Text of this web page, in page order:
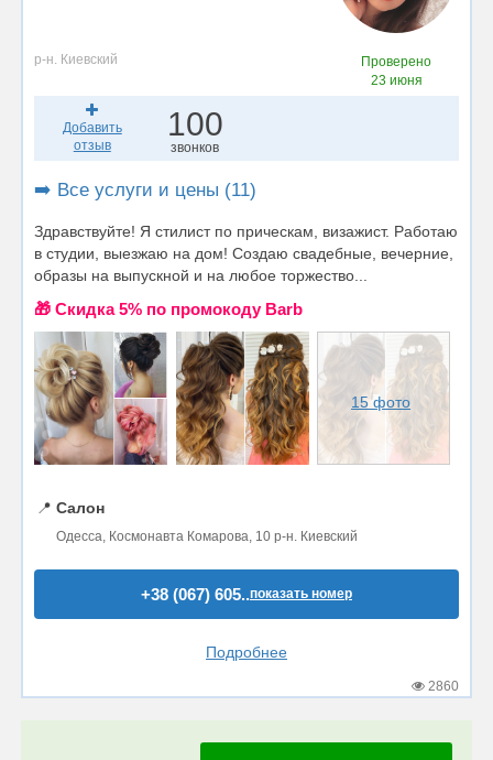
р-н. Киевский
Проверено
23 июня
Добавить
отзыв
100
звонков
➡️ Все услуги и цены (11)
Здравствуйте! Я стилист по прическам, визажист. Работаю
в студии, выезжаю на дом! Создаю свадебные, вечерние,
образы на выпускной и на любое торжество...
🎁 Cкидка 5% по промокоду Barb
15 фото
📍 Салон
Одесса, Космонавта Комарова, 10 р-н. Киевский
+38 (067) 605..показать номер
Подробнее
2860